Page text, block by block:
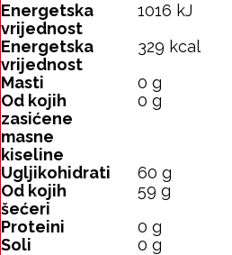
Energetska
vrijednost
1016 kJ
Energetska
vrijednost
329 kcal
Masti
0 g
Od kojih
zasićene
masne
kiseline
0 g
Ugljikohidrati 60 g
Od kojih
šećeri
59 g
Proteini
0 g
Soli
0 g